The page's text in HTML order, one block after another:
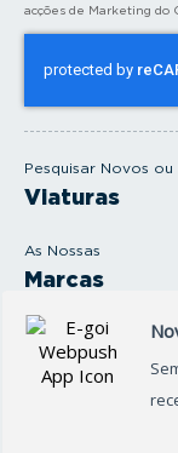
Pesquisar Novos ou
Viaturas
As Nossas
Marcas
Produtos e serviços
Oficina
l
acções de Marketing do